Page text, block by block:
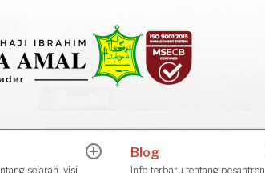
sejarah, visi
expandBlog
Info terbaru tentang pesantren